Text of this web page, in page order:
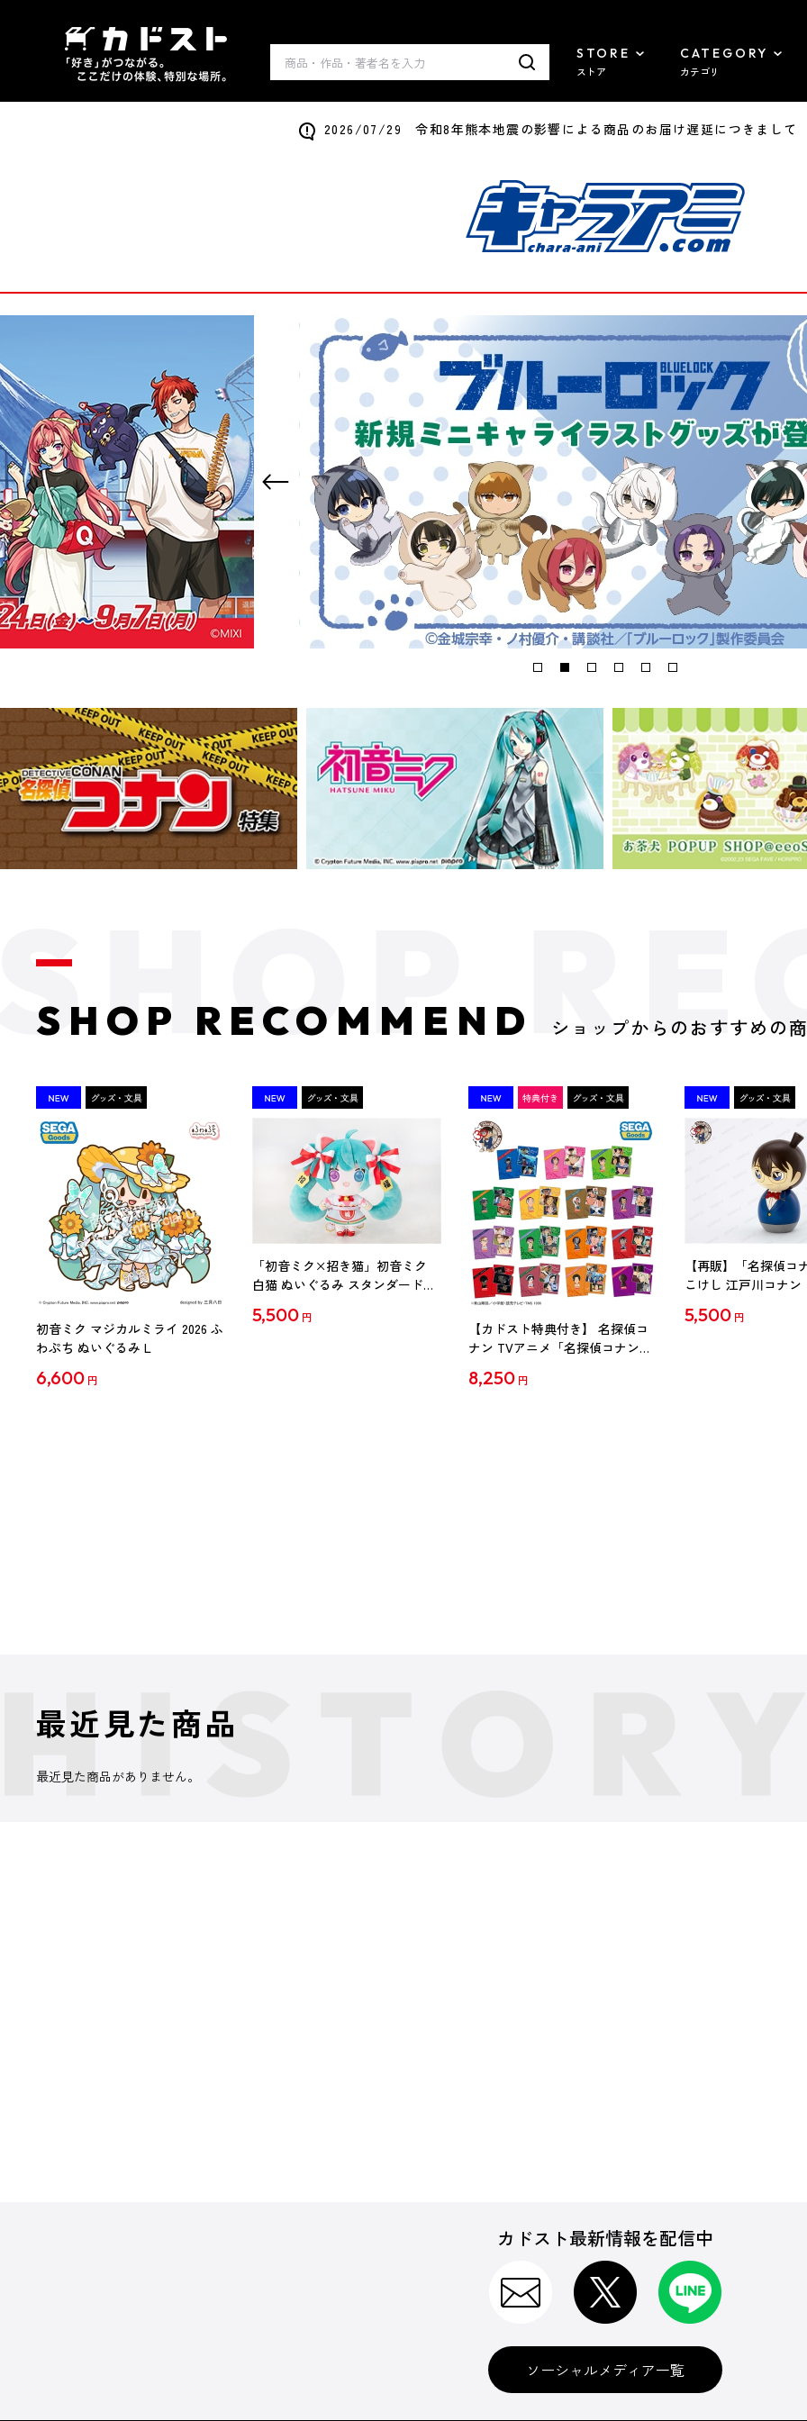
STORE
ストア
CATEGORY
カテゴリ
2026/07/29 令和8年熊本地震の影響による商品のお届け遅延につきまして
SHOP RECOMMEND ショップからのおすすめの
初音ミク マジカルミライ 2026 ふ
わぷち ぬいぐるみ L
6,600 円
「初音ミク×招き猫」初音ミク
白猫 ぬいぐるみ スタンダード
5,500 円
【カドスト特典付き】 名探偵コ
ナン TVアニメ「名探偵コナン」
【1BOX】
8,250 円
【再販】「名探偵コ
こけし 江戸川コナン
5,500 円
最近見た商品
最近見た商品がありません。
カドスト最新情報を配信中
ソーシャルメディア一覧